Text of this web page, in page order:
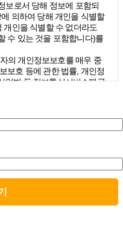
보로서 당해 정보에 포함되
의하여 당해 개인을 식별할
개인을 식별할 수 없더라도
수 있는 것을 포함합니다)를
의 개인정보보호를 매우 중
보호 등에 관한 법률, 개인정
업법 등 정보통신서비스제공
공하는 개인정보가 어떠한
정하고 있으며, 개인정보처
맞게 변경할 수 있습니다. 그
버전번호 등을 부여하여
수 있도록 하고 있습니다.
법